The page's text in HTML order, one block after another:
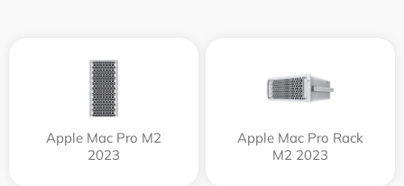
Apple Mac Pro M2
2023
Apple Mac Pro Rack
M2 2023